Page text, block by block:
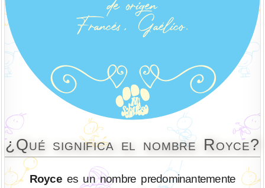
¿Qué significa el nombre Royce?
Roycees un nombre predominantemente